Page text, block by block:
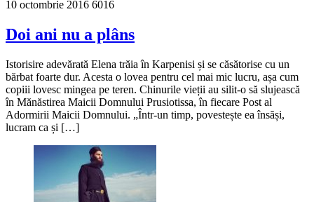
10 octombrie 2016 6016
Doi ani nu a plâns
Istorisire adevărată Elena trăia în Karpenisi și se căsătorise cu un
bărbat foarte dur. Acesta o lovea pentru cel mai mic lucru, așa cum
copiii lovesc mingea pe teren. Chinurile vieții au silit-o să slujească
în Mănăstirea Maicii Domnului Prusiotissa, în fiecare Post al
Adormirii Maicii Domnului. „Într-un timp, povestește ea însăși,
lucram ca și […]